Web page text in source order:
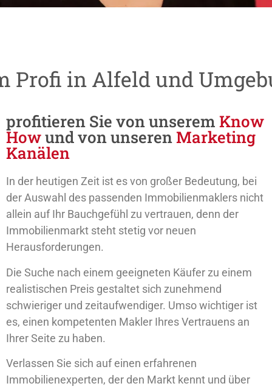
i
Profi in Alfeldund
profitieren Sie von unserem Know
Howund von unseren Marketing
Kanälen
In der heutigen Zeit ist es von großer Bedeutung, bei
der Auswahl des passenden Immobilienmaklers nicht
allein auf Ihr Bauchgefühl zu vertrauen, denn der
Immobilienmarkt steht stetig vor neuen
Herausforderungen.
Die Suche nach einem geeigneten Käufer zu einem
realistischen Preis gestaltet sich zunehmend
schwieriger und zeitaufwendiger. Umso wichtiger ist
es, einen kompetenten Makler Ihres Vertrauens an
Ihrer Seite zu haben.
Verlassen Sie sich auf einen erfahrenen
Immobilienexperten, der den Markt kennt und über